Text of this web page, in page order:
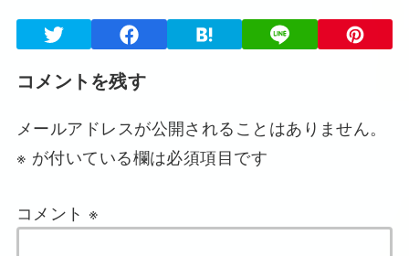
コメントを残す
メールアドレスが公開されることはありません。
※ が付いている欄は必須項目です
コメント ※